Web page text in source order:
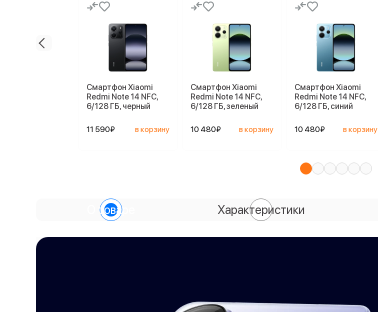
Смартфон Xiaomi
Redmi Note 14 NFC,
6/128 ГБ, черный
11 590₽ в корзину
Смартфон Xiaomi
Redmi Note 14 NFC,
6/128 ГБ, зеленый
10 480₽ в корзину
Смартфон Xiaomi
Redmi Note 14 NFC,
6/128 ГБ, синий
10 480₽ в корзину
О товаре Характеристики